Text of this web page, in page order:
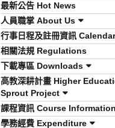
最新公告 Hot News
人員職掌 About Us
行事日程及註冊資訊 Calendar
相關法規 Regulations
下載專區 Downloads
高教深耕計畫 Higher
Sprout Project
課程資訊 Course Information
學務經費 Expenditure